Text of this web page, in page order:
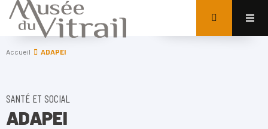
Accueil ADAPEI
SANTÉ ET SOCIAL
ADAPEI